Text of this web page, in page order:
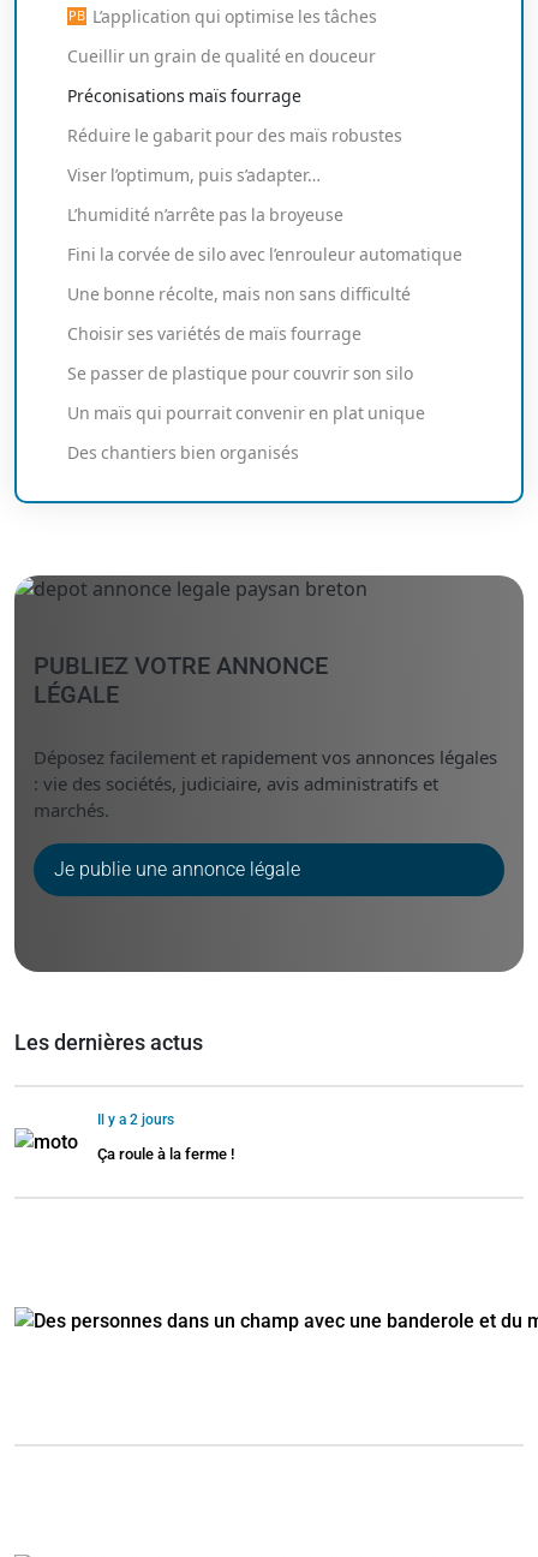
L’application qui optimise les tâches
Cueillir un grain de qualité en douceur
Préconisations maïs fourrage
Réduire le gabarit pour des maïs robustes
Viser l’optimum, puis s’adapter…
L’humidité n’arrête pas la broyeuse
Fini la corvée de silo avec l’enrouleur automatique
Une bonne récolte, mais non sans difficulté
Choisir ses variétés de maïs fourrage
Se passer de plastique pour couvrir son silo
Un maïs qui pourrait convenir en plat unique
Des chantiers bien organisés
PUBLIEZ VOTRE ANNONCE
LÉGALE
Déposez facilement et rapidement vos annonces légales
: vie des sociétés, judiciaire, avis administratifs et
marchés.
Je publie une annonce légale
Les dernières actus
Il y a 2 jours
Ça roule à la ferme !